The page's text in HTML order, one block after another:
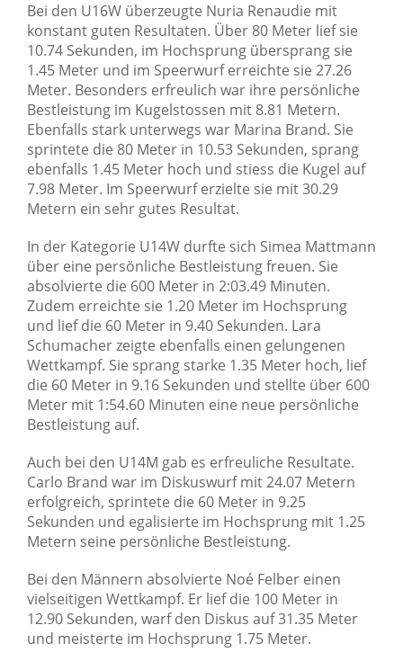
Bei den U16W überzeugte Nuria Renaudie mit
konstant guten Resultaten. Über 80 Meter lief sie
10.74 Sekunden, im Hochsprung übersprang sie
1.45 Meter und im Speerwurf erreichte sie 27.26
Meter. Besonders erfreulich war ihre persönliche
Bestleistung im Kugelstossen mit 8.81 Metern.
Ebenfalls stark unterwegs war Marina Brand. Sie
sprintete die 80 Meter in 10.53 Sekunden, sprang
ebenfalls 1.45 Meter hoch und stiess die Kugel auf
7.98 Meter. Im Speerwurf erzielte sie mit 30.29
Metern ein sehr gutes Resultat.
In der Kategorie U14W durfte sich Simea Mattmann
über eine persönliche Bestleistung freuen. Sie
absolvierte die 600 Meter in 2:03.49 Minuten.
Zudem erreichte sie 1.20 Meter im Hochsprung
und lief die 60 Meter in 9.40 Sekunden. Lara
Schumacher zeigte ebenfalls einen gelungenen
Wettkampf. Sie sprang starke 1.35 Meter hoch, lief
die 60 Meter in 9.16 Sekunden und stellte über 600
Meter mit 1:54.60 Minuten eine neue persönliche
Bestleistung auf.
Auch bei den U14M gab es erfreuliche Resultate.
Carlo Brand war im Diskuswurf mit 24.07 Metern
erfolgreich, sprintete die 60 Meter in 9.25
Sekunden und egalisierte im Hochsprung mit 1.25
Metern seine persönliche Bestleistung.
Bei den Männern absolvierte Noé Felber einen
vielseitigen Wettkampf. Er lief die 100 Meter in
12.90 Sekunden, warf den Diskus auf 31.35 Meter
und meisterte im Hochsprung 1.75 Meter.